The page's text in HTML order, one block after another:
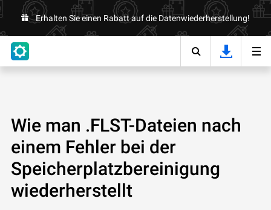
Erhalten Sie einen Rabatt auf die Datenwiederherstellung!
Wie man .FLST-Dateien nach
einem Fehler bei der
Speicherplatzbereinigung
wiederherstellt